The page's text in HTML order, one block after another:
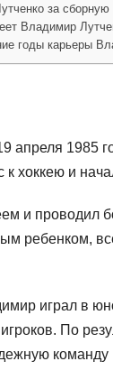
за сборную
Владимир
годы карьеры
апреля 1985
хоккею и
и проводил
ребенком,
играл в
По
команду